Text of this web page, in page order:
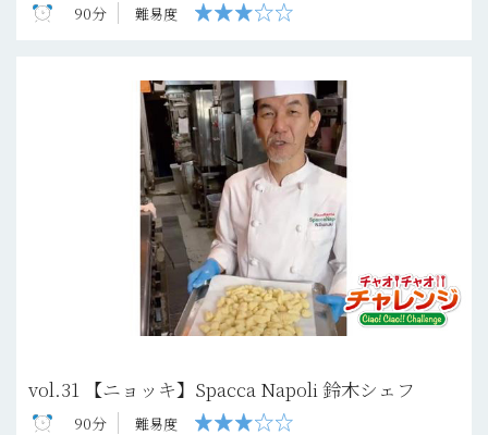
90分 難易度
vol.31 【ニョッキ】Spacca Napoli 鈴木シェフ
90分 難易度